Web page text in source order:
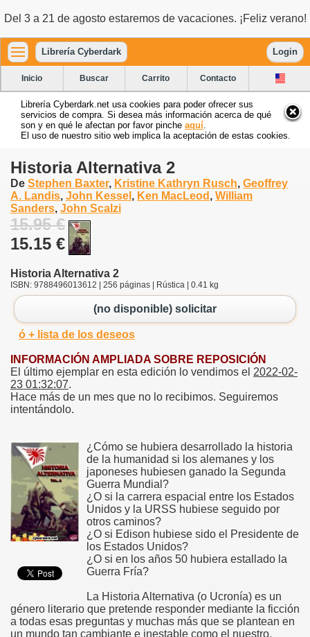
Del 3 a 21 de agosto estaremos de vacaciones. ¡Feliz verano!
Librería Cyberdark Login
Inicio Buscar Carrito Contacto
Librería Cyberdark.net usa cookies para poder ofrecer sus
servicios de compra. Si desea más información acerca de qué
son y en qué le afectan por favor pinche aquí
El uso de nuestro sitio web implica la aceptación de estas cookies.
Historia Alternativa 2
De Stephen Baxter, Kristine Kathryn Rusch, Geoffrey
A. Landis, John Kessel , Ken MacLeod , William
Sanders, John Scalzi
15.95 €
15.15 €
Historia Alternativa 2
ISBN: 9788496013612 | 256 páginas | Rústica | 0.41 kg
(no disponible) solicitar
ó + lista de los deseos
INFORMACIÓN AMPLIADA SOBRE REPOSICIÓN
El último ejemplar en esta edición lo vendimos el 2022-02-
23 01:32:07.
Hace más de un mes que no lo recibimos. Seguiremos
intentándolo.
¿Cómo se hubiera desarrollado la historia
de la humanidad si los alemanes y los
japoneses hubiesen ganado la Segunda
Guerra Mundial?
¿O si la carrera espacial entre los Estados
Unidos y la URSS hubiese seguido por
otros caminos?
¿O si Edison hubiese sido el Presidente de
los Estados Unidos?
¿O si en los años 50 hubiera estallado la
Guerra Fría?
La Historia Alternativa (o Ucronía) es un
género literario que pretende responder mediante la ficción
a todas esas preguntas y muchas más que se plantean en
un mundo tan cambiante e inestable como el nuestro.